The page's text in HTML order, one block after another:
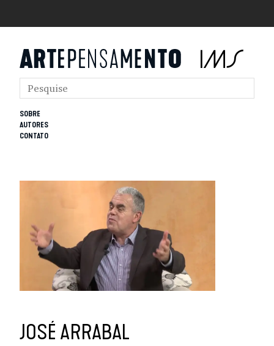
SOBRE
AUTORES
CONTATO
JOSÉ ARRABAL